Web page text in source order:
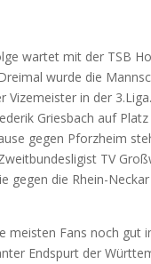
wartet mit der TSB
wurde die
in der
Griesbach auf
gegen Pforzheim
TV
gegen die Rhein-
meisten Fans noch
Endspurt der